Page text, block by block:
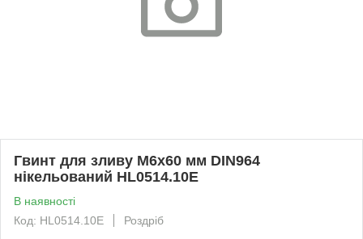
Гвинт для зливу M6х60 мм DIN964
нікельований HL0514.10E
В наявності
Код: HL0514.10E
Роздріб